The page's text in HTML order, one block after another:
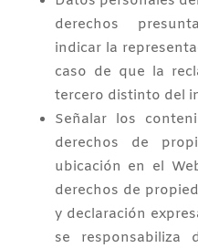
derechos
indicar la
caso de que la
tercero distinto del
Señalar los
derechos de
ubicación en el
derechos de
y declaración
se responsabiliza